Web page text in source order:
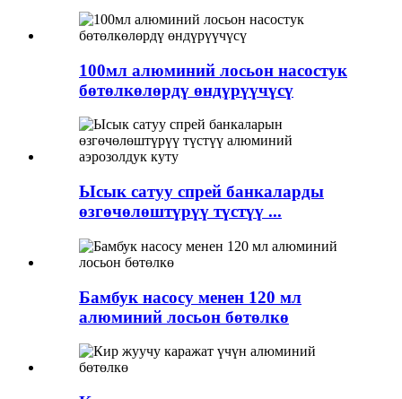
100мл алюминий лосьон насостук
бөтөлкөлөрдү өндүрүүчүсү
Ысык сатуу спрей банкаларды
өзгөчөлөштүрүү түстүү ...
Бамбук насосу менен 120 мл
алюминий лосьон бөтөлкө